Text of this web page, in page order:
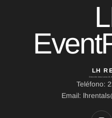
LH
Dirección: Ierou Loxou 10,
Teléfono:
Email: